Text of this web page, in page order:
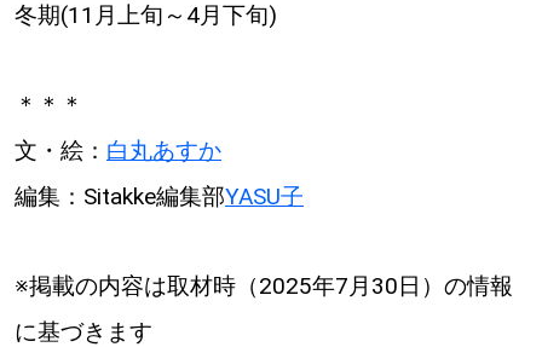
冬期(11月上旬～4月下旬)
＊＊＊
文・絵： 白丸あすか
編集：Sitakke編集部YASU子
※掲載の内容は取材時（2025年7月30日）の情報
に基づきます